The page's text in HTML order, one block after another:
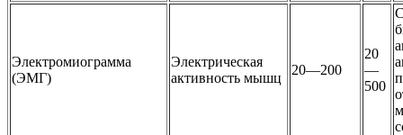
Электромиограмма
(ЭМГ)
Электрическая
активность мышц
20—200
20
—
500